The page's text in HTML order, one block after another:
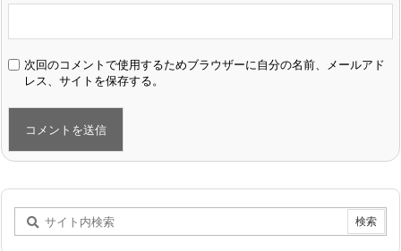
次回のコメントで使用するためブラウザーに自分の名前、メールアド
レス、サイトを保存する。